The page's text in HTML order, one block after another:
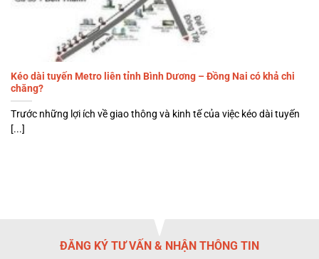
Kéo dài tuyến Metro liên tỉnh Bình Dương – Đồng Nai có khả chi
chăng?
Trước những lợi ích về giao thông và kinh tế của việc kéo dài tuyến
[...]
ĐĂNG KÝ TƯ VẤN & NHẬN THÔNG TIN